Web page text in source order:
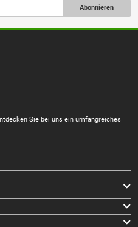
Abonnieren
Sie bei uns ein umfangreiches